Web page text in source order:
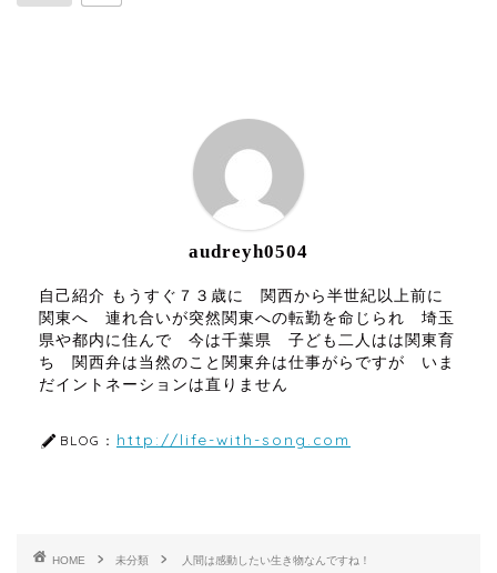
audreyh0504
自己紹介 もうすぐ７３歳に 関西から半世紀以上前に
関東へ 連れ合いが突然関東への転勤を命じられ 埼玉
県や都内に住んで 今は千葉県 子ども二人はは関東育
ち 関西弁は当然のこと関東弁は仕事がらですが いま
だイントネーションは直りません
BLOG： http://life-with-song.com
HOME 未分類 人間は感動したい生き物なんですね！